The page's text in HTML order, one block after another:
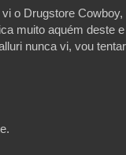
o Drugstore
muito aquém deste
nunca vi, vou